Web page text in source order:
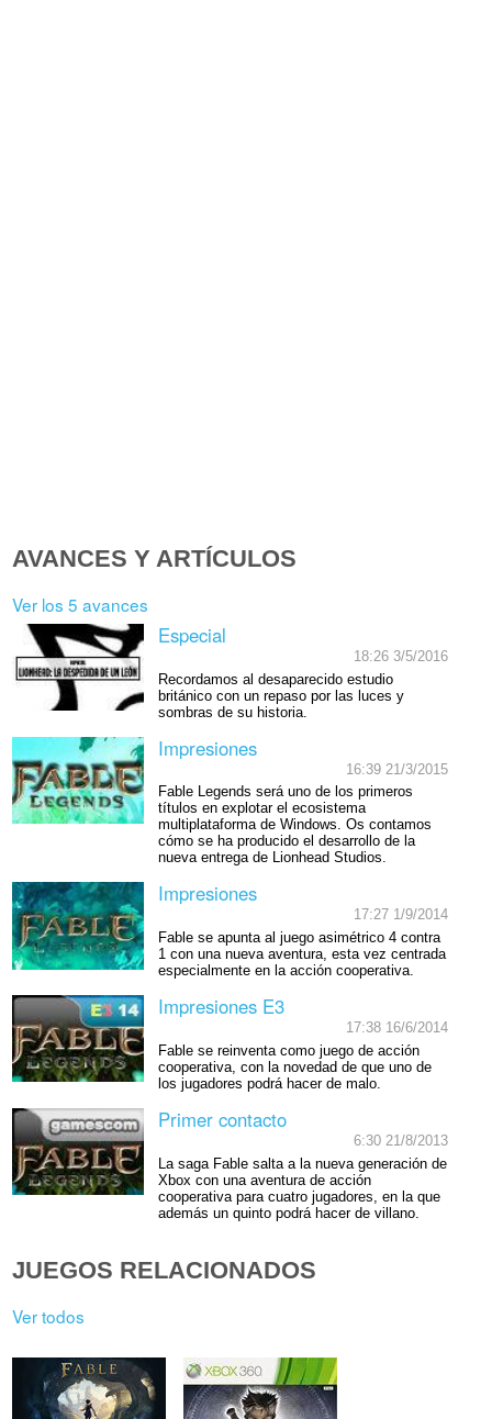
AVANCES Y ARTÍCULOS
Ver los 5 avances
Especial
18:26 3/5/2016
Recordamos al desaparecido estudio
británico con un repaso por las luces y
sombras de su historia.
Impresiones
16:39 21/3/2015
Fable Legends será uno de los primeros
títulos en explotar el ecosistema
multiplataforma de Windows. Os contamos
cómo se ha producido el desarrollo de la
nueva entrega de Lionhead Studios.
Impresiones
17:27 1/9/2014
Fable se apunta al juego asimétrico 4 contra
1 con una nueva aventura, esta vez centrada
especialmente en la acción cooperativa.
Impresiones E3
17:38 16/6/2014
Fable se reinventa como juego de acción
cooperativa, con la novedad de que uno de
los jugadores podrá hacer de malo.
Primer contacto
6:30 21/8/2013
La saga Fable salta a la nueva generación de
Xbox con una aventura de acción
cooperativa para cuatro jugadores, en la que
además un quinto podrá hacer de villano.
JUEGOS RELACIONADOS
Ver todos